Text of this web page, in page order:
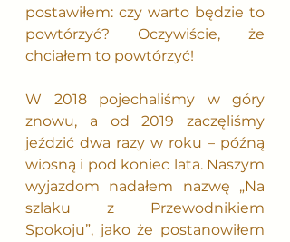
postawiłem: czy warto będzie to
powtórzyć? Oczywiście, że
chciałem to powtórzyć!
W 2018 pojechaliśmy w góry
znowu, a od 2019 zaczęliśmy
jeździć dwa razy w roku – późną
wiosną i pod koniec lata. Naszym
wyjazdom nadałem nazwę „Na
szlaku z Przewodnikiem
Spokoju”, jako że postanowiłem